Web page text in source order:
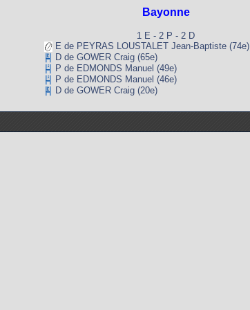
Bayonne
1 E - 2 P - 2 D
E de PEYRAS LOUSTALET Jean-Baptiste (74e)
D de GOWER Craig (65e)
P de EDMONDS Manuel (49e)
P de EDMONDS Manuel (46e)
D de GOWER Craig (20e)